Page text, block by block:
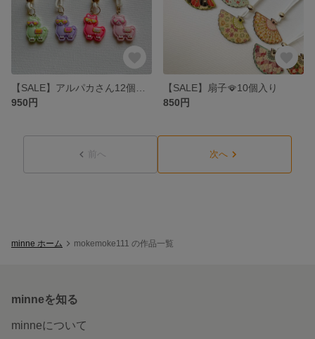
950円
【SALE】扇子🪭10個入り
850円
前へ 次へ
minne ホーム mokemoke111 の作品一覧
minneを知る
minneについて